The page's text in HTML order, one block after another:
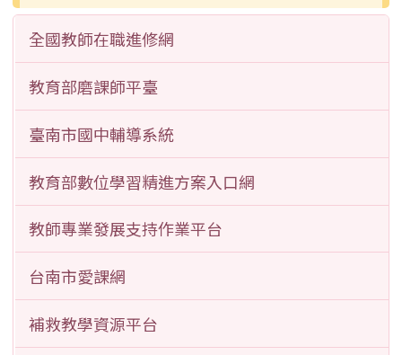
全國教師在職進修網
教育部磨課師平臺
臺南市國中輔導系統
教育部數位學習精進方案入口網
教師專業發展支持作業平台
台南市愛課網
補救教學資源平台